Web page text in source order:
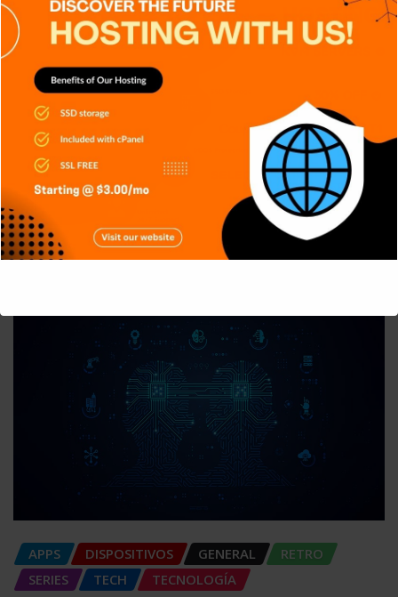
APPS
NOTICIAS
TECH
TECNOLOGÍA
Redes 5G: Mucho más que descargar
archivos más rápido
APPS DISPOSITIVOS GENERAL
RETRO
SERIES
TECH TECNOLOGÍA